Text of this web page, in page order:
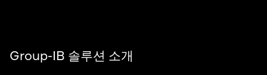
Group-IB 솔루션 소개